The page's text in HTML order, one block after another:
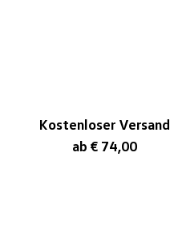
Kostenloser Versand
ab € 74,00